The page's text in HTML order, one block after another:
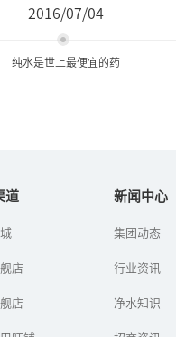
2016/07/04
纯水是世上最便宜的药
道
店
店
新闻中心
集团动态
行业资讯
净水知识